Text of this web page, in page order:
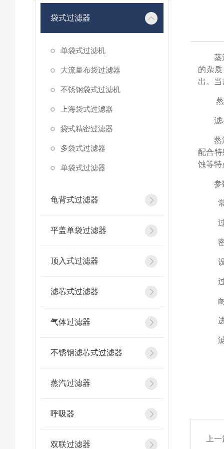
袋式过滤器
单袋式过滤机
大流量布袋过滤器
不锈钢袋式过滤机
上海袋式过滤器
袋式精密过滤器
多袋式过滤器
单袋式过滤器
龟背式过滤器
平盖单袋过滤器
顶入式过滤器
滤芯式过滤器
气体过滤器
不锈钢滤芯式过滤器
蒸汽过滤器
呼吸器
双联过滤器
蒸
的杂
出。
滤
蒸
配合
蚀等特
参
上